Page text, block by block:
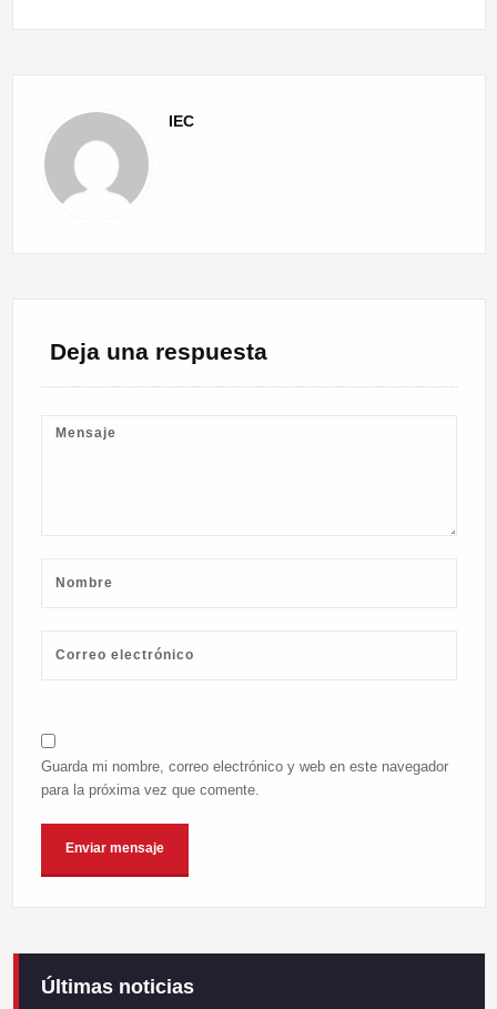
IEC
Deja una respuesta
Guarda mi nombre, correo electrónico y web en este navegador
para la próxima vez que comente.
Últimas noticias
Campaneirus 2026